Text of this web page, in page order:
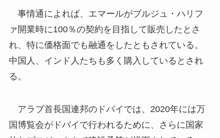
事情通によれば、エマールがブルジュ・ハリフ
ァ開業時に100％の契約を目指して販売したとさ
れ、特に価格面でも融通をしたともされている。
中国人、インド人たちも多く購入しているとされ
る。
アラブ首長国連邦のドバイでは、2020年には万
国博覧会がドバイで行われるために、さらに国家